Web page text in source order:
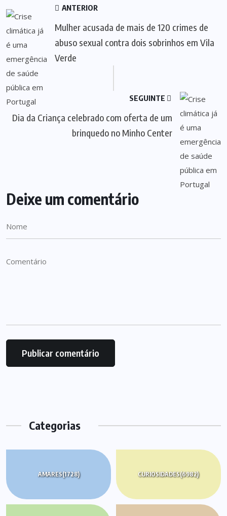
ANTERIOR
Mulher acusada de mais de 120 crimes de
abuso sexual contra dois sobrinhos em Vila
Verde
SEGUINTE
Dia da Criança celebrado com oferta de um
brinquedo no Minho Center
Deixe um comentário
Categorias
AMARES(1728) CURIOSIDADES(6982)